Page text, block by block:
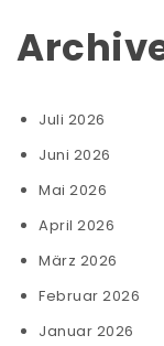
Juli 2026
Juni 2026
Mai 2026
April 2026
März 2026
Februar 2026
Januar 2026